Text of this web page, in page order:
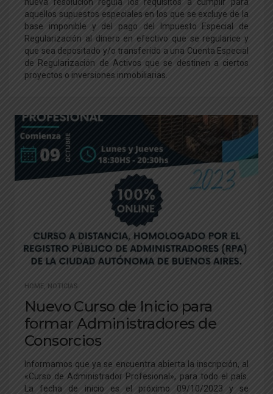
aquellos supuestos especiales en los que se excluye de la
base imponible y del pago del Impuesto Especial de
Regularización al dinero en efectivo que se regularice y
que sea depositado y/o transferido a una Cuenta Especial
de Regularización de Activos que se destinen a ciertos
proyectos o inversiones inmobiliarias.
HOME, NOTICIAS
Nuevo Curso de Inicio para
formar Administradores de
Consorcios
Informamos que ya se encuentra abierta la inscripción, al
«Curso de Administrador Profesional», para todo el país.
La fecha de inicio es el próximo 09/10/2023 y se